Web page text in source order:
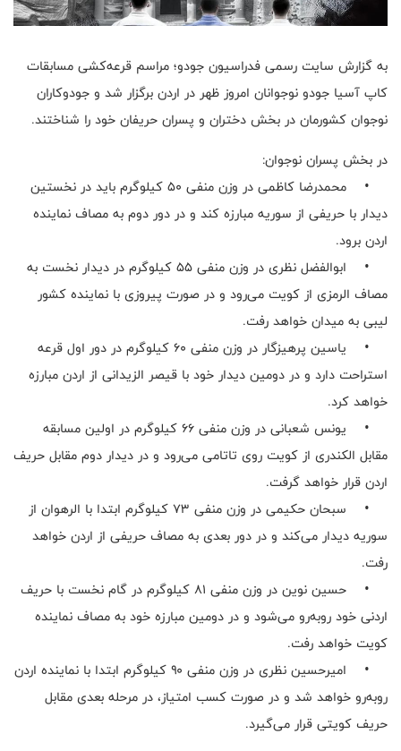
به گزارش سایت رسمی فدراسیون جودو؛ مراسم قرعه‌کشی مسابقات
کاپ آسیا جودو نوجوانان امروز ظهر در اردن برگزار شد و جودوکاران
نوجوان کشورمان در بخش دختران و پسران حریفان خود را شناختند.
در بخش پسران نوجوان:
• محمدرضا کاظمی در وزن منفی ۵۰ کیلوگرم باید در نخستین
دیدار با حریفی از سوریه مبارزه کند و در دور دوم به مصاف نماینده
اردن برود.
• ابوالفضل نظری در وزن منفی ۵۵ کیلوگرم در دیدار نخست به
مصاف الرمزی از کویت می‌رود و در صورت پیروزی با نماینده کشور
لیبی به میدان خواهد رفت.
• یاسین پرهیزگار در وزن منفی ۶۰ کیلوگرم در دور اول قرعه
استراحت دارد و در دومین دیدار خود با قیصر الزیدانی از اردن مبارزه
خواهد کرد.
• یونس شعبانی در وزن منفی ۶۶ کیلوگرم در اولین مسابقه
مقابل الکندری از کویت روی تاتامی می‌رود و در دیدار دوم مقابل حریف
اردن قرار خواهد گرفت.
• سبحان حکیمی در وزن منفی ۷۳ کیلوگرم ابتدا با الرهوان از
سوریه دیدار می‌کند و در دور بعدی به مصاف حریفی از اردن خواهد
رفت.
• حسین نوین در وزن منفی ۸۱ کیلوگرم در گام نخست با حریف
اردنی خود روبه‌رو می‌شود و در دومین مبارزه خود به مصاف نماینده
کویت خواهد رفت.
• امیرحسین نظری در وزن منفی ۹۰ کیلوگرم ابتدا با نماینده اردن
روبه‌رو خواهد شد و در صورت کسب امتیاز، در مرحله بعدی مقابل
حریف کویتی قرار می‌گیرد.